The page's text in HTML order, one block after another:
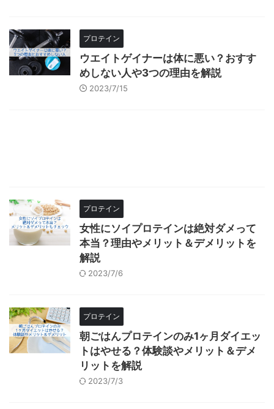
プロテイン
ウエイトゲイナーは体に悪い？おすす
めしない人や3つの理由を解説
2023/7/15
プロテイン
女性にソイプロテインは絶対ダメって
本当？理由やメリット＆デメリットを
解説
2023/7/6
プロテイン
朝ごはんプロテインのみ1ヶ月ダイエッ
トはやせる？体験談やメリット＆デメ
リットを解説
2023/7/3